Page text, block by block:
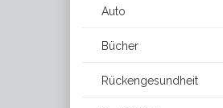
Auto
Bücher
Rückengesundheit